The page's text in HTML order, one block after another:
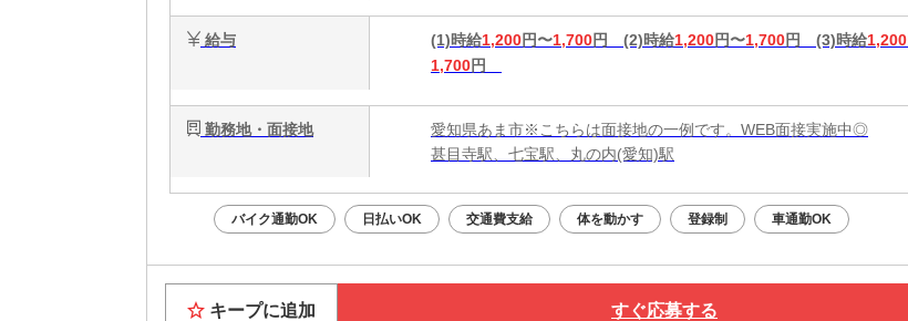
給与 (1)時給1,200円〜1,700円 (2)時給1,200円〜1,700円 (3)時給1,200
1,700円
勤務地・面接地
愛知県あま市※こちらは面接地の一例です。WEB面接実施中◎
甚目寺駅、七宝駅、丸の内(愛知)駅
バイク通勤OK 日払いOK 交通費支給 体を動かす 登録制 車通勤OK
キープに追加 すぐ応募する